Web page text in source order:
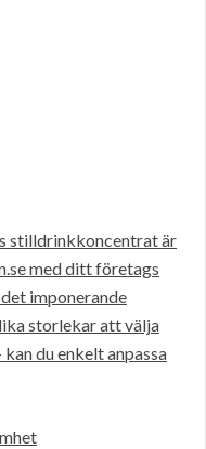
stilldrinkkoncentrat är
med ditt företags
imponerande
storlekar att välja
du enkelt anpassa